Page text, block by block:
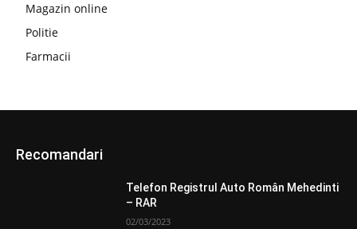
Magazin online
Politie
Farmacii
Recomandari
Telefon Registrul Auto Român Mehedinti
– RAR
02/03/2023